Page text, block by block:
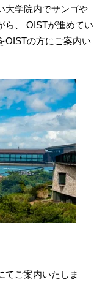
大学院内でサンゴや
ら、 OISTが進めてい
OISTの方にご案内い
てご案内いたしま